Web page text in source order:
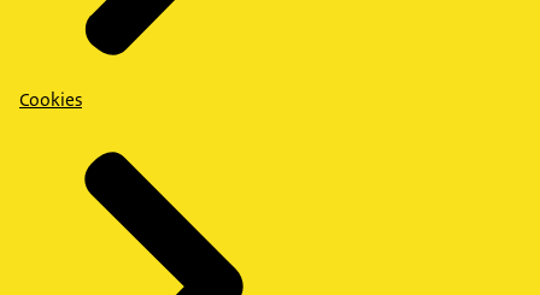
Cookies